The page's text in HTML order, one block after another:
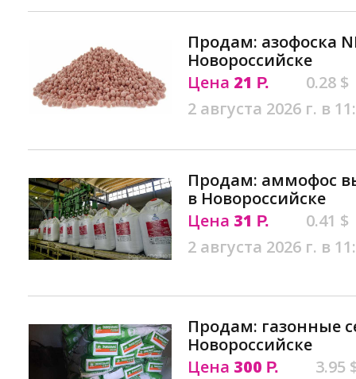
Продам: азофоска
Новороссийске
Цена 21 Р.
0.28 $
2 августа 2026 г. в
Продам: аммофос
в Новороссийске
Цена 31 Р.
0.41 $
2 августа 2026 г. в
Продам: газонные
Новороссийске
Цена 300 Р.
3.95